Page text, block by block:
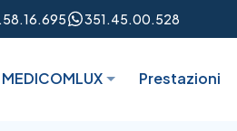
351.45.00.528
MEDICOMLUX Prestazioni